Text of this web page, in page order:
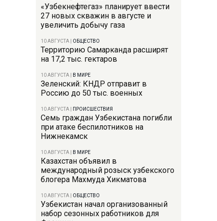
«Узбекнефтегаз» планирует ввести
27 новых скважин в августе и
увеличить добычу газа
10 АВГУСТА ОБЩЕСТВО
Территорию Самарканда расширят
на 17,2 тыс. гектаров
10 АВГУСТА В МИРЕ
Зеленский: КНДР отправит в
Россию до 50 тыс. военных
10 АВГУСТА ПРОИСШЕСТВИЯ
Семь граждан Узбекистана погибли
при атаке беспилотников на
Нижнекамск
10 АВГУСТА В МИРЕ
Казахстан объявил в
международный розыск узбекского
блогера Махмуда Хикматова
10 АВГУСТА ОБЩЕСТВО
Узбекистан начал организованный
набор сезонных работников для